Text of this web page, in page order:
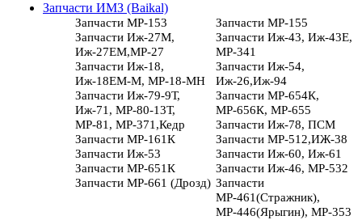
Запчасти ИМЗ (Baikal)
Запчасти МР-153
Запчасти МР-155
Запчасти Иж-27М,
Иж-27ЕМ,МР-27
Запчасти Иж-43, Иж-43Е,
МР-341
Запчасти Иж-18,
Иж-18ЕМ-М, МР-18-МН
Запчасти Иж-54,
Иж-26,Иж-94
Запчасти Иж-79-9Т,
Иж-71, МР-80-13Т,
МР-81, МР-371,Кедр
Запчасти МР-654К,
МР-656К, МР-655
Запчасти Иж-78, ПСМ
Запчасти МР-161К
Запчасти МР-512,ИЖ-38
Запчасти Иж-53
Запчасти Иж-60, Иж-61
Запчасти МР-651К
Запчасти Иж-46, МР-532
Запчасти МР-661 (Дрозд) Запчасти
МР-461(Стражник),
МР-446(Ярыгин), МР-353